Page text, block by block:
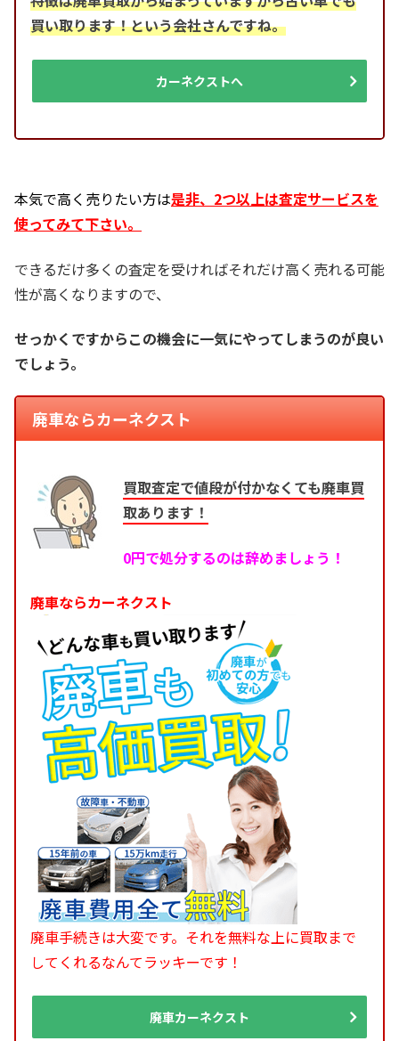
買い取ります！という会社さんですね。
カーネクストへ
本気で高く売りたい方は是非、2つ以上は査定サービスを
使ってみて下さい。
できるだけ多くの査定を受ければそれだけ高く売れる可能
性が高くなりますので、
せっかくですからこの機会に一気にやってしまうのが良い
でしょう。
廃車ならカーネクスト
買取査定で値段が付かなくても廃車買
取あります！
0円で処分するのは辞めましょう！
廃車ならカーネクスト
廃車手続きは大変です。それを無料な上に買取まで
してくれるなんてラッキーです！
廃車カーネクスト